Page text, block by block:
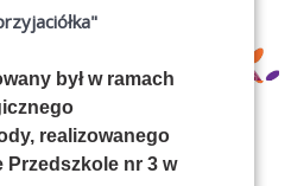
był w ramach
realizowanego
Przedszkole nr 3 w